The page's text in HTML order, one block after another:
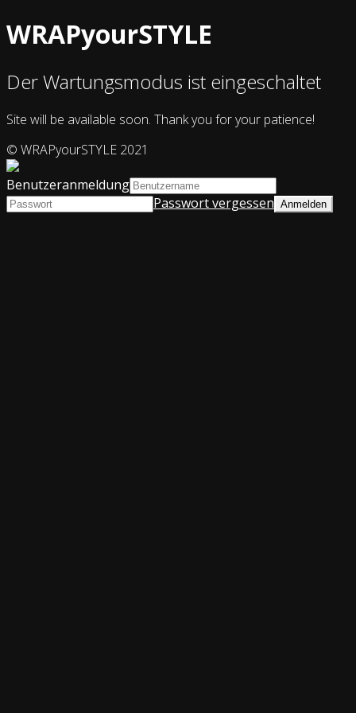
WRAPyourSTYLE
Der Wartungsmodus ist eingeschaltet
Site will be available soon. Thank you for your patience!
© WRAPyourSTYLE 2021
Benutzeranmeldung
Passwort vergessen